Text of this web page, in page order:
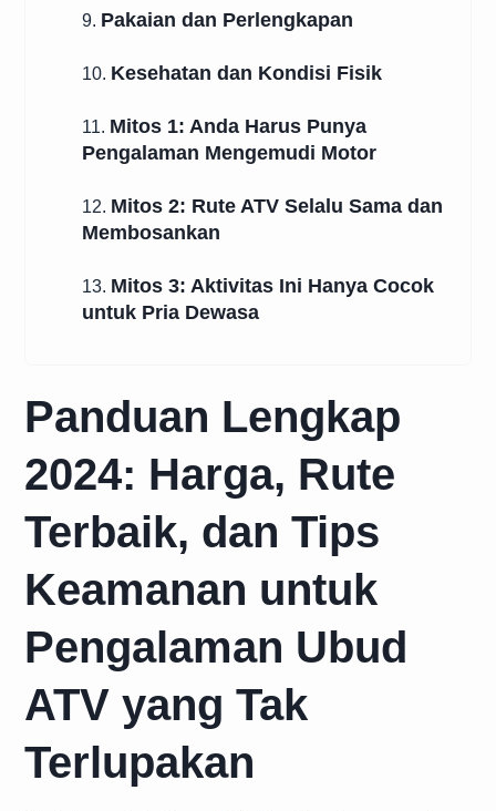
9. Pakaian dan Perlengkapan
10. Kesehatan dan Kondisi Fisik
11. Mitos 1: Anda Harus Punya
Pengalaman Mengemudi Motor
12. Mitos 2: Rute ATV Selalu Sama dan
Membosankan
13. Mitos 3: Aktivitas Ini Hanya Cocok
untuk Pria Dewasa
Panduan Lengkap
2024: Harga, Rute
Terbaik, dan Tips
Keamanan untuk
Pengalaman Ubud
ATV yang Tak
Terlupakan